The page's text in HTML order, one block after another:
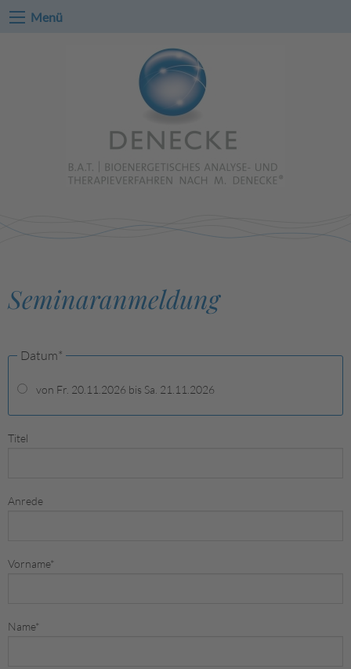
Menü
Seminaranmeldung
Datum*
von Fr. 20.11.2026 bis Sa. 21.11.2026
Titel
Anrede
Vorname*
Name*